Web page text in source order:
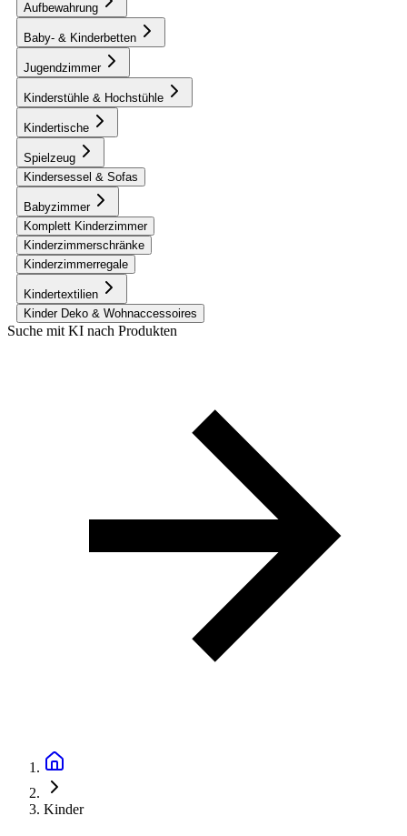
Aufbewahrung
Baby- & Kinderbetten
Jugendzimmer
Kinderstühle & Hochstühle
Kindertische
Spielzeug
Kindersessel & Sofas
Babyzimmer
Komplett Kinderzimmer
Kinderzimmerschränke
Kinderzimmerregale
Kindertextilien
Kinder Deko & Wohnaccessoires
Suche mit KI nach Produkten
Kinder